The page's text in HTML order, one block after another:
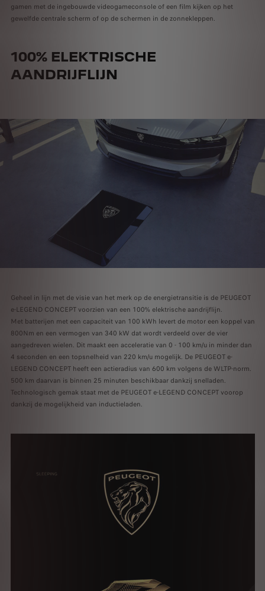
gamen met de ingebouwde videogameconsole of een film kijken op het
gewelfde centrale scherm of op de schermen in de zonnekleppen.
100% ELEKTRISCHE
AANDRIJFLIJN
Geheel in lijn met de visie van het merk op de energietransitie is de PEUGEOT
e-LEGEND CONCEPT voorzien van een 100% elektrische aandrijflijn.
Met batterijen met een capaciteit van 100 kWh levert de motor een koppel van
800Nm en een vermogen van 340 kW dat wordt verdeeld over de vier
aangedreven wielen. Dit maakt een acceleratie van 0 - 100 km/u in minder dan
4 seconden en een topsnelheid van 220 km/u mogelijk. De PEUGEOT e-
LEGEND CONCEPT heeft een actieradius van 600 km volgens de WLTP-norm.
500 km daarvan is binnen 25 minuten beschikbaar dankzij snelladen.
Technologisch gemak staat met de PEUGEOT e-LEGEND CONCEPT voorop
dankzij de mogelijkheid van inductieladen.